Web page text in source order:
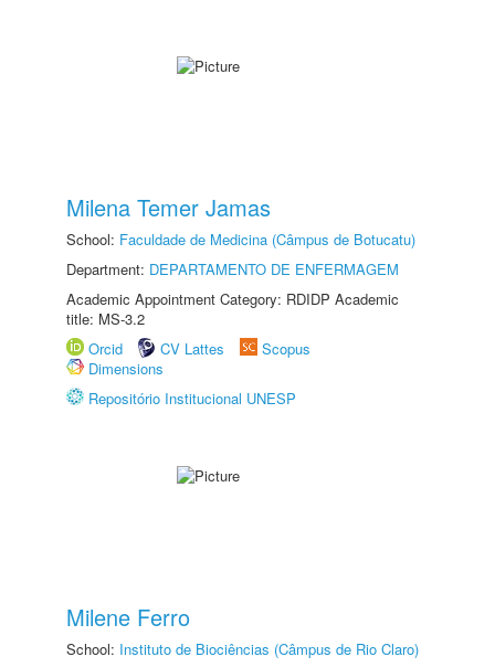
Milena Temer Jamas
School: Faculdade de Medicina (Câmpus de Botucatu)
Department: DEPARTAMENTO DE ENFERMAGEM
Academic Appointment Category: RDIDP Academic
title: MS-3.2
Orcid
CV Lattes
Scopus
Dimensions
Repositório Institucional UNESP
Milene Ferro
School: Instituto de Biociências (Câmpus de Rio Claro)